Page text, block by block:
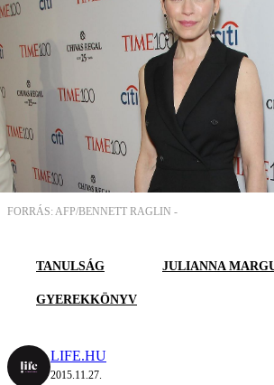
FORRÁS: AFP/BENNETT RAGLIN -
TANULSÁG JULIANNA
GYEREKKÖNYV
LIFE.HU
2015.11.27.